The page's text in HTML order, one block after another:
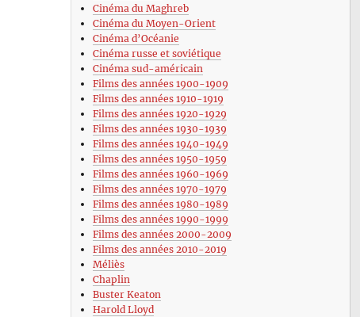
Cinéma du Maghreb
Cinéma du Moyen-Orient
Cinéma d’Océanie
Cinéma russe et soviétique
Cinéma sud-américain
Films des années 1900-1909
Films des années 1910-1919
Films des années 1920-1929
Films des années 1930-1939
Films des années 1940-1949
Films des années 1950-1959
Films des années 1960-1969
Films des années 1970-1979
Films des années 1980-1989
Films des années 1990-1999
Films des années 2000-2009
Films des années 2010-2019
Méliès
Chaplin
Buster Keaton
Harold Lloyd